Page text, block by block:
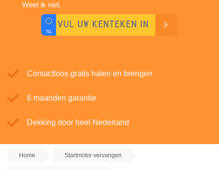
Weet ik niet.
Contactloos gratis halen en brengen
6 maanden garantie
Dekking door heel Nederland
Home Startmotor vervangen